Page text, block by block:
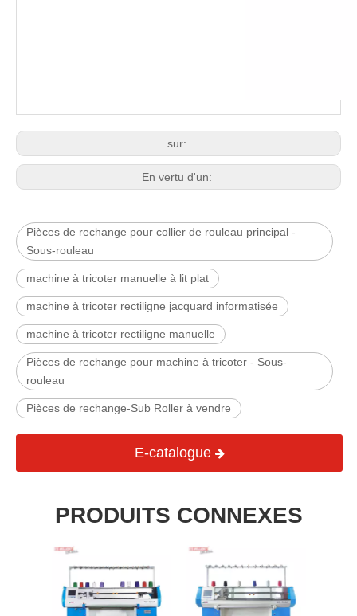
sur:
En vertu d'un:
Pièces de rechange pour collier de rouleau principal -
Sous-rouleau
machine à tricoter manuelle à lit plat
machine à tricoter rectiligne jacquard informatisée
machine à tricoter rectiligne manuelle
Pièces de rechange pour machine à tricoter - Sous-
rouleau
Pièces de rechange-Sub Roller à vendre
E-catalogue
PRODUITS CONNEXES